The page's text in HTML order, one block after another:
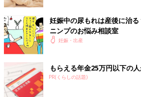
妊娠中の尿もれは産後に治
ニンプのお悩み相談室
妊娠・出産
もらえる年金25万円以下の
PR(くらしの話題)